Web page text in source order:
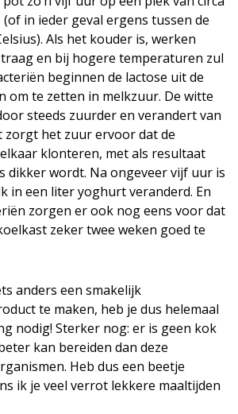
(of in ieder geval ergens tussen de
Als het kouder is, werken
en bij hogere temperaturen zul
beginnen de lactose uit de
om te zetten in melkzuur. De witte
steeds zuurder en verandert van
zorgt het zuur ervoor dat de
klonteren, met als resultaat
dikker wordt. Na ongeveer vijf uur is
in een liter yoghurt veranderd. En
zorgen er ook nog eens voor dat
zeker twee weken goed te
anders een smakelijk
te maken, heb je dus helemaal
nodig! Sterker nog: er is geen kok
kan bereiden dan deze
Heb dus een beetje
ik je veel verrot lekkere maaltijden